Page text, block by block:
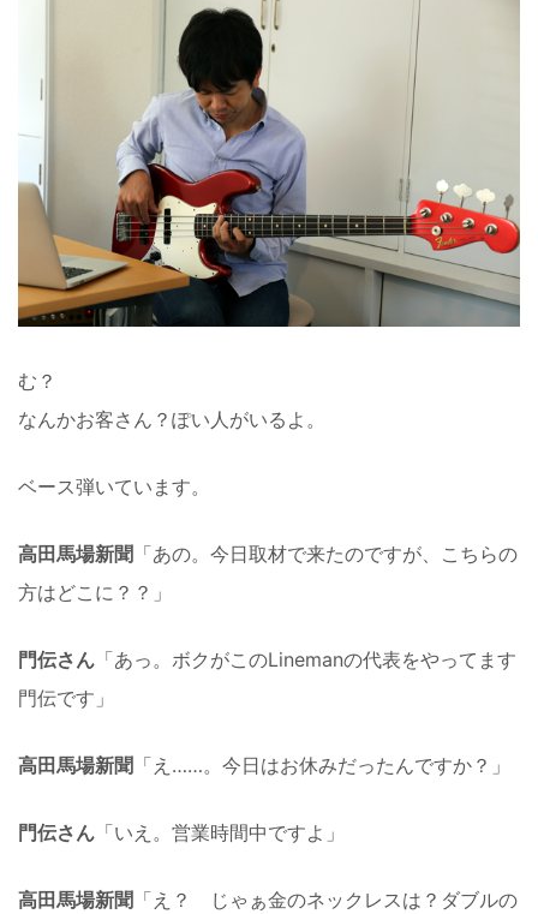
む？
なんかお客さん？ぽい人がいるよ。
ベース弾いています。
高田馬場新聞 「あの。今日取材で来たのですが、こちらの
方はどこに？？」
門伝さん 「あっ。ボクがこのLinemanの代表をやってます
門伝です」
高田馬場新聞 「え……。今日はお休みだったんですか？」
門伝さん 「いえ。営業時間中ですよ」
高田馬場新聞 「え？ じゃぁ金のネックレスは？ダブルの